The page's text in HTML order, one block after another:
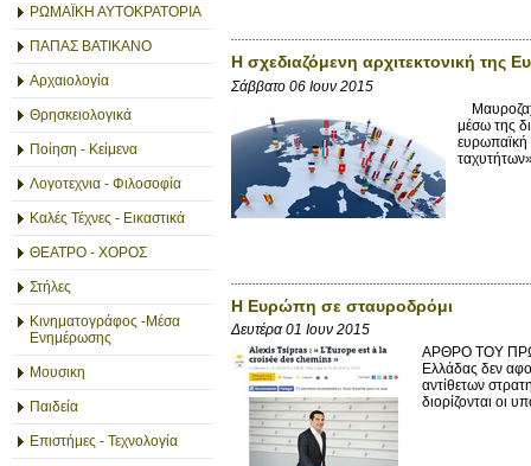
ΡΩΜΑΪΚΗ ΑΥΤΟΚΡΑΤΟΡΙΑ
ΠΑΠΑΣ ΒΑΤΙΚΑΝΟ
Αρχαιολογία
Θρησκειολογικά
Ποίηση - Κείμενα
Λογοτεχνια - Φιλοσοφία
Καλές Τέχνες - Εικαστικά
ΘΕΑΤΡΟ - ΧΟΡΟΣ
Στήλες
Κινηματογράφος -Μέσα
Ενημέρωσης
Μουσικη
Παιδεία
Επιστήμες - Τεχνολογία
Η σχεδιαζόμενη αρχιτεκτονική της
Σάββατο 06 Ιουν 2015
μέσω της
ευρωπαϊκή
Η Ευρώπη σε σταυροδρόμι
Δευτέρα 01 Ιουν 2015
ΑΡΘΡΟ ΤΟΥ
Ελλάδας δεν
αντίθετων
διορίζονται οι